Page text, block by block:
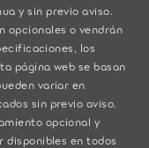
y sin previo aviso.
opcionales o vendrán
los
página web se basan
variar en
sin previo aviso.
opcional y
disponibles en todos